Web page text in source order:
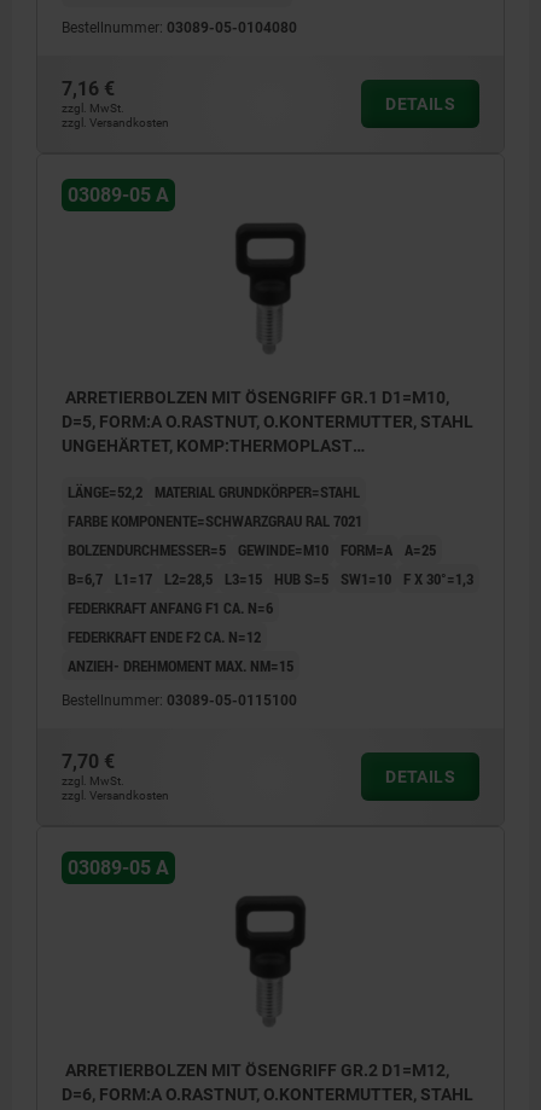
Form A: ohne Rastnut, ohne Kontermutter
Form C: mit Rastnut, ohne Kontermutter
Form D: mit Rastnut, mit Kontermutter
Bestellnummer: 03089-05-0104080
7,16 €
zzgl. MwSt.
zzgl. Versandkosten
DETAILS
03089-05 A
ARRETIERBOLZEN MIT ÖSENGRIFF GR.1 D1=M10,
D=5, FORM:A O.RASTNUT, O.KONTERMUTTER, STAHL
UNGEHÄRTET, KOMP:THERMOPLAST
LÄNGE=52,2
MATERIAL GRUNDKÖRPER=STAHL
FARBE KOMPONENTE=SCHWARZGRAU RAL 7021
BOLZENDURCHMESSER=5
GEWINDE=M10 FORM=A A=25
B=6,7
L1=17 L2=28,5 L3=15 HUB S=5 SW1=10
F X 30°=1,3
FEDERKRAFT ANFANG F1 CA. N=6
FEDERKRAFT ENDE F2 CA. N=12
ANZIEH- DREHMOMENT MAX. NM=15
Bestellnummer: 03089-05-0115100
7,70 €
zzgl. MwSt.
zzgl. Versandkosten
DETAILS
03089-05 A
ARRETIERBOLZEN MIT ÖSENGRIFF GR.2 D1=M12,
D=6, FORM:A O.RASTNUT, O.KONTERMUTTER, STAHL